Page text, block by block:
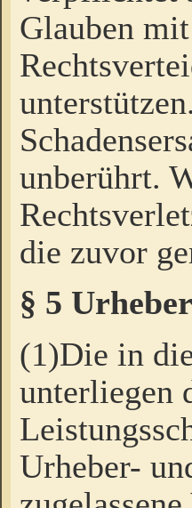
Glauben
unberührt.
die zuvor
§ 5
(1)Die in
unterliegen
Urheber-